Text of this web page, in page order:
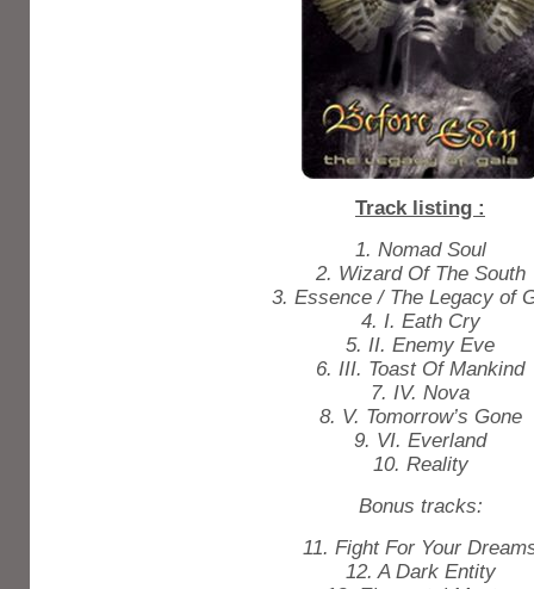
Track listing :
1. Nomad Soul
2. Wizard Of The South
3. Essence / The Legacy of
4. I. Eath Cry
5. II. Enemy Eve
6. III. Toast Of Mankind
7. IV. Nova
8. V. Tomorrow’s Gone
9. VI. Everland
10. Reality
Bonus tracks:
11. Fight For Your
12. A Dark Entity